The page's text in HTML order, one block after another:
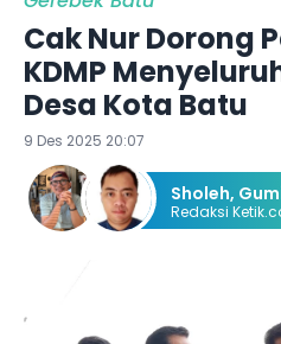
Cak Nur Dorong
KDMP
Desa Kota Batu
9 Des 2025 20:07
Sholeh,
Redaksi